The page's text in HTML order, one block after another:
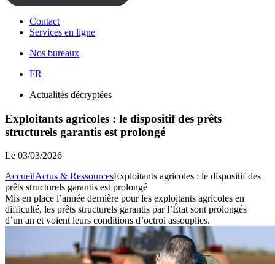
Contact
Services en ligne
Nos bureaux
FR
Actualités décryptées
Exploitants agricoles : le dispositif des prêts
structurels garantis est prolongé
Le 03/03/2026
AccueilActus & RessourcesExploitants agricoles : le dispositif des
prêts structurels garantis est prolongé
Mis en place l’année dernière pour les exploitants agricoles en
difficulté, les prêts structurels garantis par l’État sont prolongés
d’un an et voient leurs conditions d’octroi assouplies.